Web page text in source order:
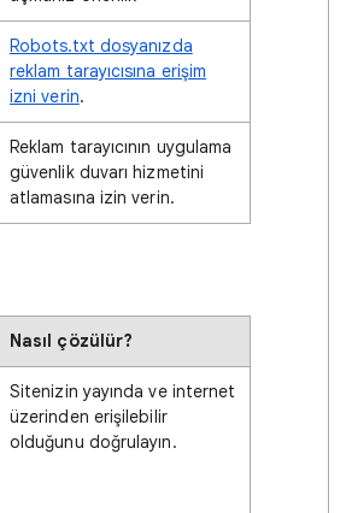
Robots.txt dosyanızda
reklam tarayıcısına erişim
izni verin.
Reklam tarayıcının uygulama
güvenlik duvarı hizmetini
atlamasına izin verin.
Nasıl çözülür?
Sitenizin yayında ve internet
üzerinden erişilebilir
olduğunu doğrulayın.